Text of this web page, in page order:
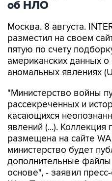
Москва. 8 августа.
пятую по счету
американских данных
аномальных явлениях
"Министерство войны
касающихся
явлений (...).
размещена на сайте
министерство будет
дополнительные файлы
основе", - заявил
Шон Парнелл, добавив,
работа над следующей